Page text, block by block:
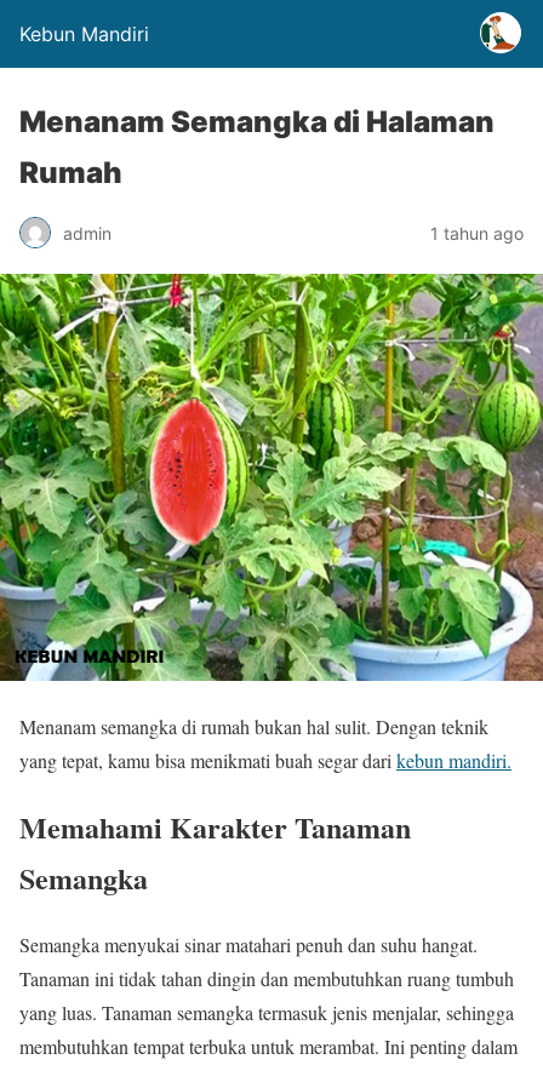
Kebun Mandiri
Menanam Semangka di Halaman
Rumah
admin 1 tahun ago
Menanam semangka di rumah bukan hal sulit. Dengan teknik
yang tepat, kamu bisa menikmati buah segar dari kebun mandiri.
Memahami Karakter Tanaman
Semangka
Semangka menyukai sinar matahari penuh dan suhu hangat.
Tanaman ini tidak tahan dingin dan membutuhkan ruang tumbuh
yang luas. Tanaman semangka termasuk jenis menjalar, sehingga
membutuhkan tempat terbuka untuk merambat. Ini penting dalam